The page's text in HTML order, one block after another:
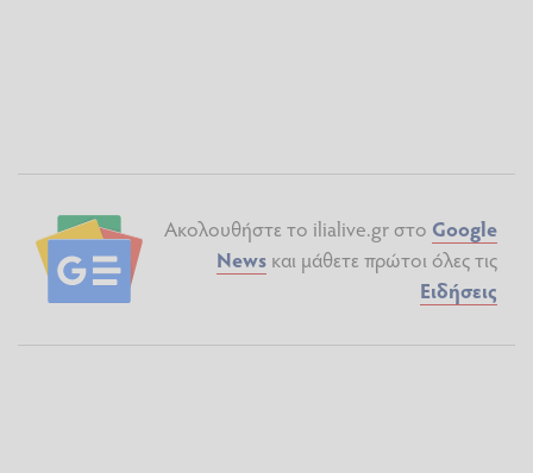
Ακολουθήστε το ilialive.gr στο Google
News και μάθετε πρώτοι όλες τις
Ειδήσεις